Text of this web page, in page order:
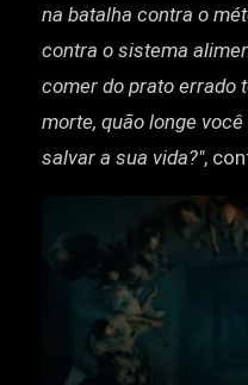
na batalha contra o
contra o sistema
comer do prato errado
morte, quão longe
salvar a sua vida?",